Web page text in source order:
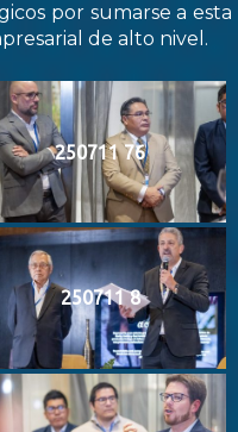
por sumarse a esta
de alto nivel.
250711 76
250711 8